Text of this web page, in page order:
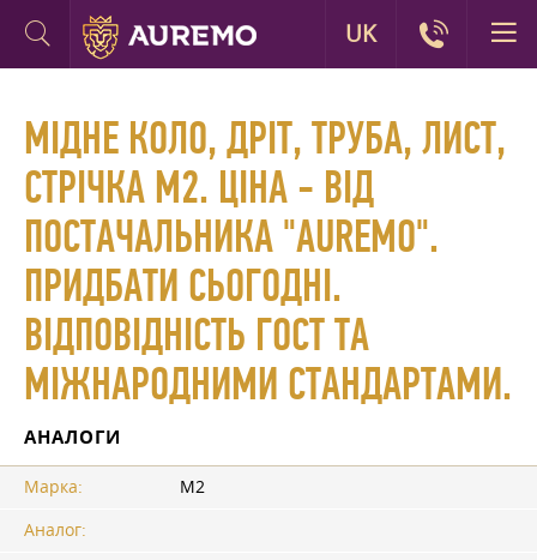
МІДНЕ КОЛО, ДРІТ, ТРУБА, ЛИСТ,
СТРІЧКА М2. ЦІНА - ВІД
ПОСТАЧАЛЬНИКА "AUREMO".
ПРИДБАТИ СЬОГОДНІ.
ВІДПОВІДНІСТЬ ГОСТ ТА
МІЖНАРОДНИМИ СТАНДАРТАМИ.
АНАЛОГИ
Марка:
М2
Аналог:
UK